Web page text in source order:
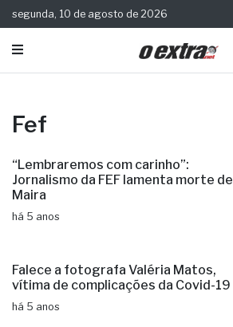
segunda, 10 de agosto de 2026
Fef
“Lembraremos com carinho”:
Jornalismo da FEF lamenta morte de
Maira
há 5 anos
Falece a fotografa Valéria Matos,
vítima de complicações da Covid-19
há 5 anos